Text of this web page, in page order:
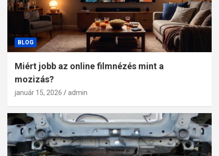
BLOG
Miért jobb az online filmnézés mint a
mozizás?
január 15, 2026 admin